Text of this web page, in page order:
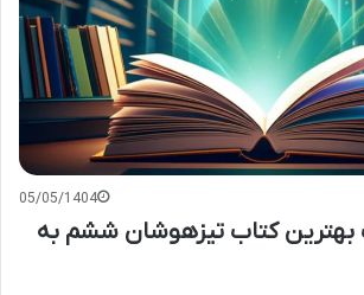
05/05/1404
بهترین کتاب تیزهوشان ششم به